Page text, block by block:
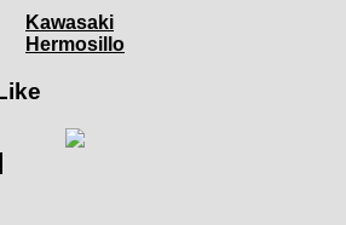
Kawasaki
Hermosillo